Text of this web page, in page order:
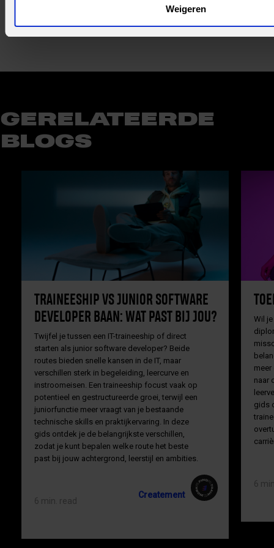
Weigeren
GERELATEERDE
BLOGS
TRAINEESHIP VS JUNIOR SOFTWARE
DEVELOPER BAAN: WAT PAST BIJ JOU?
Twijfel je tussen een IT-traineeship of direct
starten als junior software developer? Beide
routes bieden snelle kansen in de IT, maar
verschillen sterk in begeleiding, leercurve en
instroomeisen. Een traineeship focust vaak op
potentieel en gestructureerde groei, terwijl een
juniorfunctie meer vraagt van je bestaande
technische skills en praktijkervaring. In deze
gids ontdek je de belangrijkste verschillen,
zodat je kunt bepalen welke route het beste
past bij jouw achtergrond, leerstijl en ambities.
6 min. read
Createment
Wil
naar
gids
6